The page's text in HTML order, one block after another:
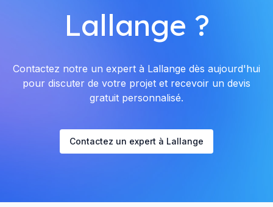
Lallange ?
Contactez notre un expert à Lallange dès aujourd'hui
pour discuter de votre projet et recevoir un devis
gratuit personnalisé.
Contactez un expert à Lallange